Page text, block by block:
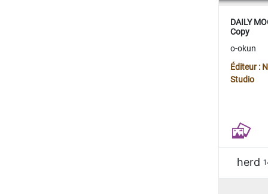
DAILY
Copy
o-okun
Éditeur :
Studio
herd